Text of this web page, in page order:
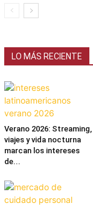
LO MÁS RECIENTE
Verano 2026: Streaming,
viajes y vida nocturna
marcan los intereses
de...